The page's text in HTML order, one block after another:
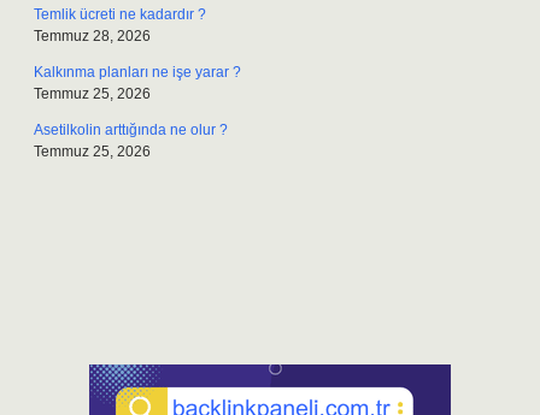
Temlik ücreti ne kadardır ?
Temmuz 28, 2026
Kalkınma planları ne işe yarar ?
Temmuz 25, 2026
Asetilkolin arttığında ne olur ?
Temmuz 25, 2026